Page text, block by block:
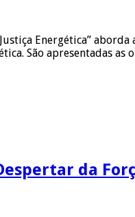
Energética”
São apresentadas
da